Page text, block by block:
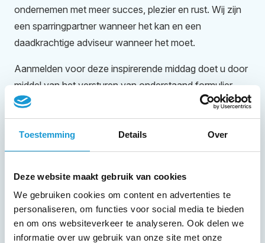
Toestemming Details Over
Deze website maakt gebruik van cookies
We gebruiken cookies om content en advertenties te
personaliseren, om functies voor social media te bieden
en om ons websiteverkeer te analyseren. Ook delen we
informatie over uw gebruik van onze site met onze
ondernemen met meer succes, plezier en rust. Wij zijn
een sparringpartner wanneer het kan en een
daadkrachtige adviseur wanneer het moet.
Aanmelden voor deze inspirerende middag doet u door
middel van het versturen van onderstaand formulier.
Redenen om te komen
Inhoudelijke kennis door de specialisten van
HKB en ondernemer uit de sector
Sparren met collega-ondernemers